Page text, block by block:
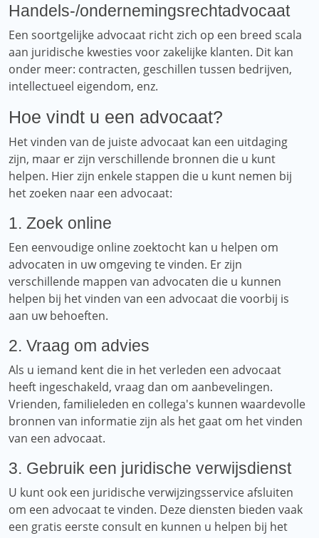
Handels-/ondernemingsrechtadvocaat
Een soortgelijke advocaat richt zich op een breed scala
aan juridische kwesties voor zakelijke klanten. Dit kan
onder meer: ​​contracten, geschillen tussen bedrijven,
intellectueel eigendom, enz.
Hoe vindt u een advocaat?
Het vinden van de juiste advocaat kan een uitdaging
zijn, maar er zijn verschillende bronnen die u kunt
helpen. Hier zijn enkele stappen die u kunt nemen bij
het zoeken naar een advocaat:
1. Zoek online
Een eenvoudige online zoektocht kan u helpen om
advocaten in uw omgeving te vinden. Er zijn
verschillende mappen van advocaten die u kunnen
helpen bij het vinden van een advocaat die voorbij is
aan uw behoeften.
2. Vraag om advies
Als u iemand kent die in het verleden een advocaat
heeft ingeschakeld, vraag dan om aanbevelingen.
Vrienden, familieleden en collega's kunnen waardevolle
bronnen van informatie zijn als het gaat om het vinden
van een advocaat.
3. Gebruik een juridische verwijsdienst
U kunt ook een juridische verwijzingsservice afsluiten
om een ​​advocaat te vinden. Deze diensten bieden vaak
een gratis eerste consult en kunnen u helpen bij het